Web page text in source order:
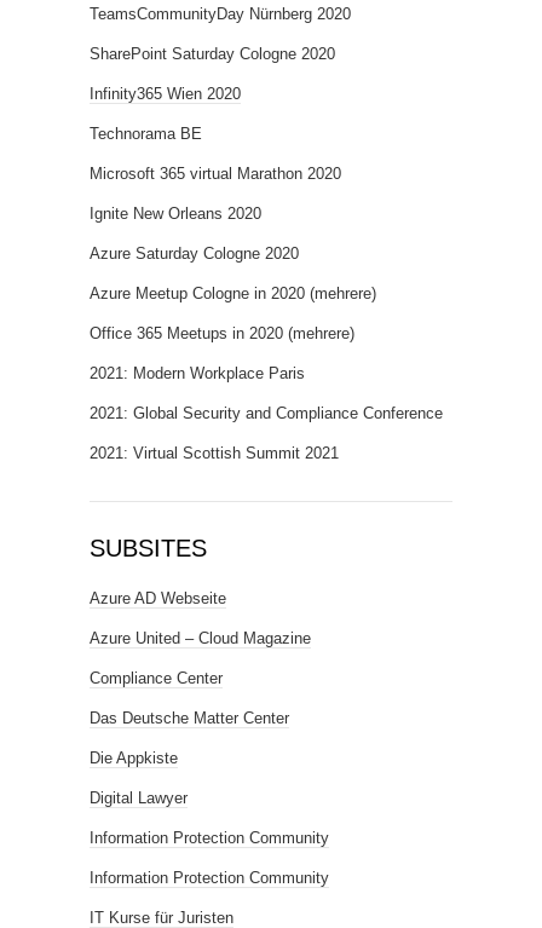
TeamsCommunityDay Nürnberg 2020
SharePoint Saturday Cologne 2020
Infinity365 Wien 2020
Technorama BE
Microsoft 365 virtual Marathon 2020
Ignite New Orleans 2020
Azure Saturday Cologne 2020
Azure Meetup Cologne in 2020 (mehrere)
Office 365 Meetups in 2020 (mehrere)
2021: Modern Workplace Paris
2021: Global Security and Compliance Conference
2021: Virtual Scottish Summit 2021
SUBSITES
Azure AD Webseite
Azure United – Cloud Magazine
Compliance Center
Das Deutsche Matter Center
Die Appkiste
Digital Lawyer
Information Protection Community
Information Protection Community
IT Kurse für Juristen